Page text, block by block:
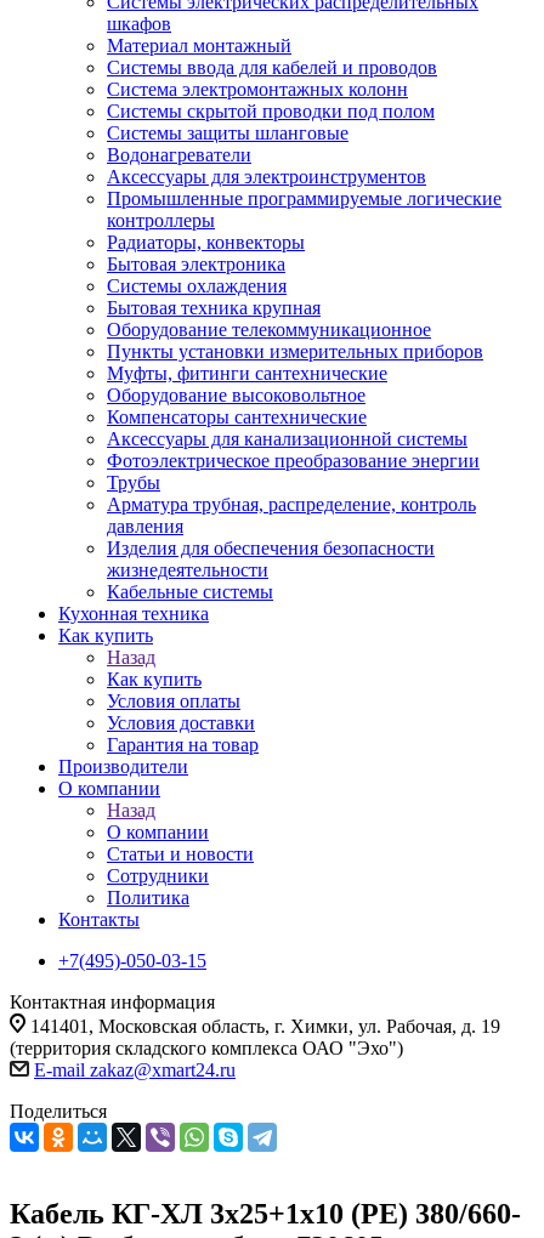
шкафов
Материал монтажный
Системы ввода для кабелей и проводов
Система электромонтажных колонн
Системы скрытой проводки под полом
Системы защиты шланговые
Водонагреватели
Аксессуары для электроинструментов
Промышленные программируемые логические
контроллеры
Радиаторы, конвекторы
Бытовая электроника
Системы охлаждения
Бытовая техника крупная
Оборудование телекоммуникационное
Пункты установки измерительных приборов
Муфты, фитинги сантехнические
Оборудование высоковольтное
Компенсаторы сантехнические
Аксессуары для канализационной системы
Фотоэлектрическое преобразование энергии
Трубы
Арматура трубная, распределение, контроль
давления
Изделия для обеспечения безопасности
жизнедеятельности
Кабельные системы
Кухонная техника
Как купить
Назад
Как купить
Условия оплаты
Условия доставки
Гарантия на товар
Производители
О компании
Назад
О компании
Статьи и новости
Сотрудники
Политика
Контакты
+7(495)-050-03-15
Контактная информация
141401, Московская область, г. Химки, ул. Рабочая, д. 19
(территория складского комплекса ОАО "Эхо")
E-mail zakaz@xmart24.ru
Поделиться
Кабель КГ-ХЛ 3х25+1х10 (PE) 380/660-